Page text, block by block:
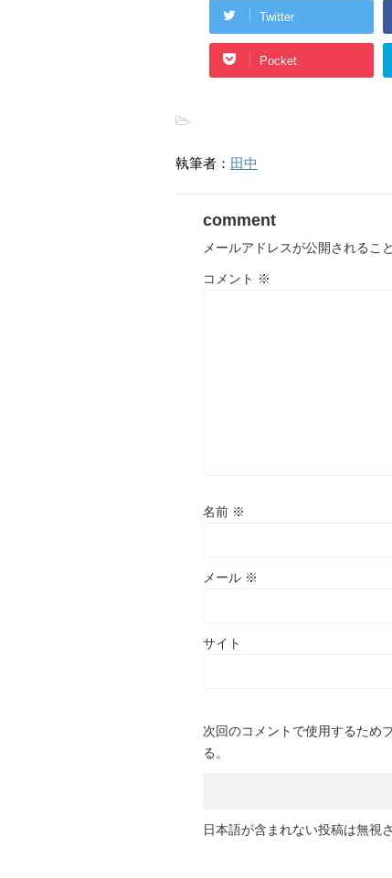
Twitter
Pocket
-
執筆者： 田中
comment
メールアドレスが公開されるこ
コメント ※
名前 ※
メール ※
サイト
次回のコメントで使用するため
る。
日本語が含まれない投稿は無視